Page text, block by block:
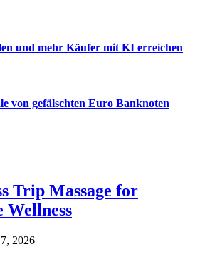
und mehr Käufer mit KI erreichen
von gefälschten Euro Banknoten
Trip Massage for
Wellness
2026